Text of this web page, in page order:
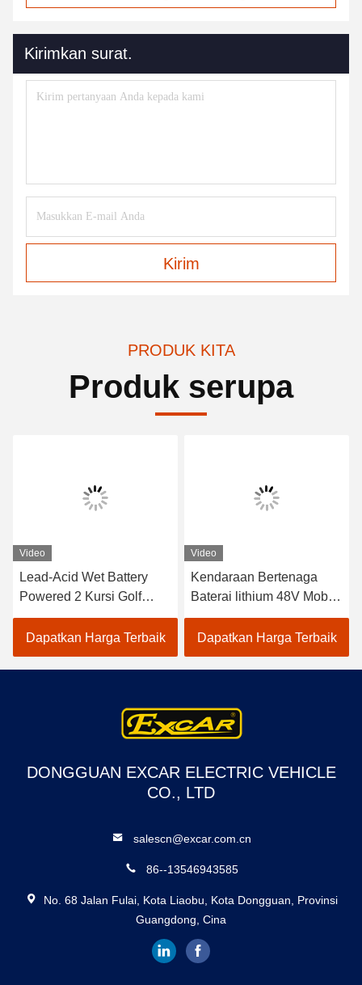
Kirimkan surat.
Kirim
PRODUK KITA
Produk serupa
Video
Lead-Acid Wet Battery
Powered 2 Kursi Golf
Carts / Electric Buggy Car
Golf
Dapatkan Harga Terbaik
Video
Kendaraan Bertenaga
Baterai lithium 48V Mobil
Golf Listrik EXCAR
A1S6+2 Putih
Dapatkan Harga Terbaik
DONGGUAN EXCAR ELECTRIC VEHICLE
CO., LTD
salescn@excar.com.cn
86--13546943585
No. 68 Jalan Fulai, Kota Liaobu, Kota Dongguan, Provinsi
Guangdong, Cina